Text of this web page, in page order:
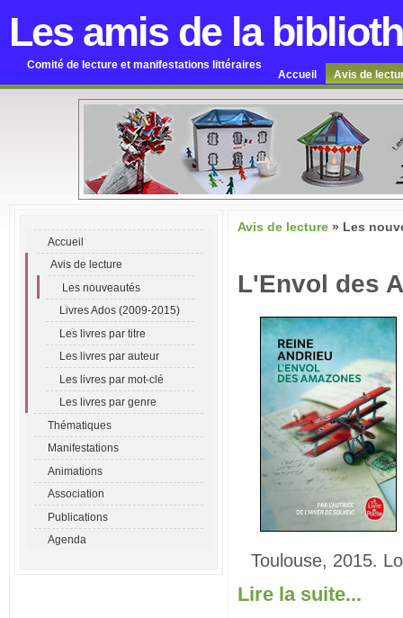
Les amis de la
Comité de lecture et manifestations littéraires
Accueil Avis de
Accueil
Avis de lecture
Les nouveautés
Livres Ados (2009-2015)
Les livres par titre
Les livres par auteur
Les livres par mot-clé
Les livres par genre
Thématiques
Manifestations
Animations
Association
Publications
Agenda
Avis de lecture » Les
L'Envol des
Toulouse, 2015.
Lire la suite...